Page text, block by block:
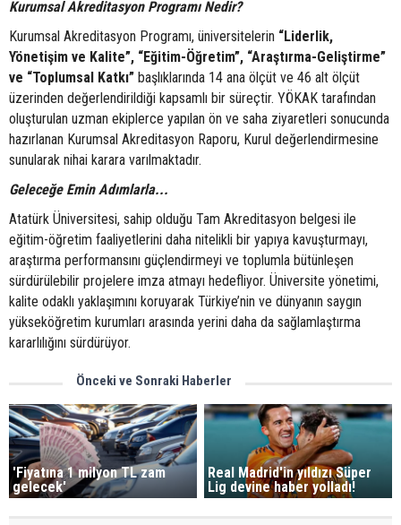
Kurumsal Akreditasyon Programı Nedir?
Kurumsal Akreditasyon Programı, üniversitelerin “Liderlik,
Yönetişim ve Kalite”, “Eğitim-Öğretim”, “Araştırma-Geliştirme”
ve “Toplumsal Katkı” başlıklarında 14 ana ölçüt ve 46 alt ölçüt
üzerinden değerlendirildiği kapsamlı bir süreçtir. YÖKAK tarafından
oluşturulan uzman ekiplerce yapılan ön ve saha ziyaretleri sonucunda
hazırlanan Kurumsal Akreditasyon Raporu, Kurul değerlendirmesine
sunularak nihai karara varılmaktadır.
Geleceğe Emin Adımlarla...
Atatürk Üniversitesi, sahip olduğu Tam Akreditasyon belgesi ile
eğitim-öğretim faaliyetlerini daha nitelikli bir yapıya kavuşturmayı,
araştırma performansını güçlendirmeyi ve toplumla bütünleşen
sürdürülebilir projelere imza atmayı hedefliyor. Üniversite yönetimi,
kalite odaklı yaklaşımını koruyarak Türkiye’nin ve dünyanın saygın
yükseköğretim kurumları arasında yerini daha da sağlamlaştırma
kararlılığını sürdürüyor.
Önceki ve Sonraki Haberler
'Fiyatına 1 milyon TL zam
gelecek'
Real Madrid'in yıldızı Süper
Lig devine haber yolladı!